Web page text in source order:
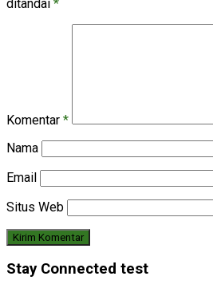
ditandai *
Komentar *
Nama
Email
Situs Web
Stay Connected test